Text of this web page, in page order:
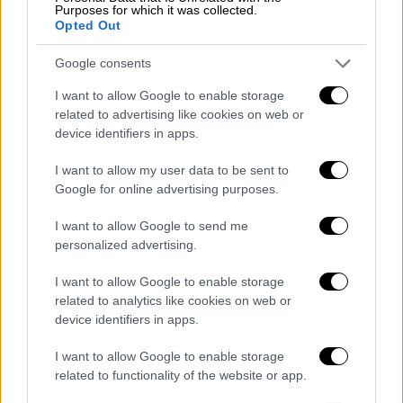
Purposes for which it was collected.
Opted Out
Google consents
I want to allow Google to enable storage
related to advertising like cookies on web or
device identifiers in apps.
I want to allow my user data to be sent to
Google for online advertising purposes.
I want to allow Google to send me
personalized advertising.
I want to allow Google to enable storage
related to analytics like cookies on web or
device identifiers in apps.
I want to allow Google to enable storage
related to functionality of the website or app.
κάτοικοι εξωτερικού ή γ) είναι πάνω από
είκοσι πέντε (25) ετών ή δ) είναι υπόχρεος
σε υποβολή φορολογικής δήλωσης και δεν
θεωρείται εξαρτώμενο μέλος, σύμφωνα με
το άρθρο 11 του ν. 4172/2013 (Α’ 167). Για
είσοδό του στην ηλεκτρονική εφαρμογή ο
δικαιούχος (γονέας ή φοιτητής) θα
χρησιμοποιήσει το όνομα χρήστη (username)
χορηγήθηκε από την ΑΑΔΕ για τις
ηλεκτρονικές υπηρεσίες του TAXISnet. Η
εισαγωγή των κωδικών πρόσβασης επέχει
θέση δήλωσης συναίνεσης διασταύρωσης
των στοιχείων του.
Ο αιτών συμπληρώνει υποχρεωτικά στα
αντίστοιχα πεδία της αίτησης τα ακόλουθα